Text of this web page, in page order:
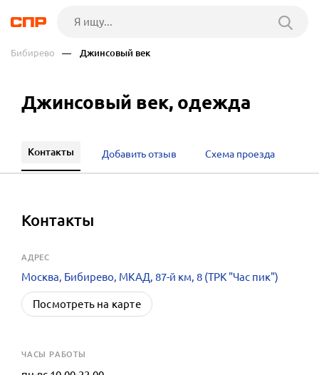
Бибирево — Джинсовый век
Джинсовый век, одежда
Контакты Добавить отзыв Схема проезда
Контакты
АДРЕС
Москва, Бибирево, МКАД, 87-й км, 8 (ТРК "Час пик")
Посмотреть на карте
ЧАСЫ РАБОТЫ